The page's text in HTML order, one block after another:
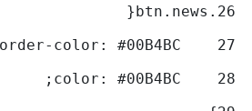
26
.btn.news{
27
28